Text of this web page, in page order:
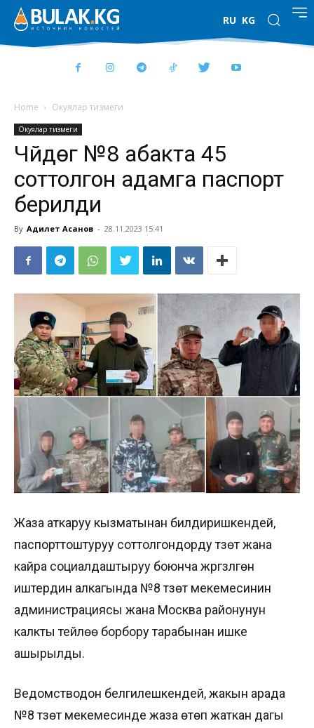
RU KG
Home Окуялар тизмеги
Окуялар тизмеги
Чүйдөгү №8 абакта 45
соттолгон адамга паспорт
берилди
By Адилет Асанов - 28.11.2023 15:41
Жаза аткаруу кызматынан билдиришкендей,
паспорттоштуруу соттолгондорду түзөтүү жана
кайра социалдаштыруу боюнча жүргүзүлгөн
иштердин алкагында №8 түзөтүү мекемесинин
администрациясы жана Москва районунун
калкты тейлөө борбору тарабынан ишке
ашырылды.
Ведомстводон белгилешкендей, жакын арада
№8 түзөтүү мекемесинде жаза өтөп жаткан дагы